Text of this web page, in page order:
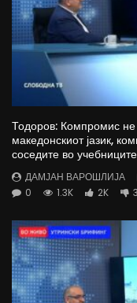
Тодоров: Компромис
македонскиот јазик,
соседите во учебниците
ДАМЈАН ВАРОШЛИЈА
0
1.3K 2K